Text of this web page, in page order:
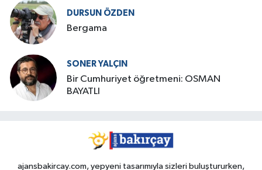
DURSUN ÖZDEN
Bergama
SONER YALÇIN
Bir Cumhuriyet öğretmeni: OSMAN
BAYATLI
ajansbakircay.com, yepyeni tasarımıyla sizleri buluştururken,